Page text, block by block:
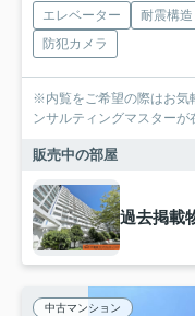
エレベーター 耐震構造
防犯カメラ
※内覧をご希望の際はお気軽にご連絡く
ンサルティングマスター
販売中の部屋
過去掲載
中古マンション